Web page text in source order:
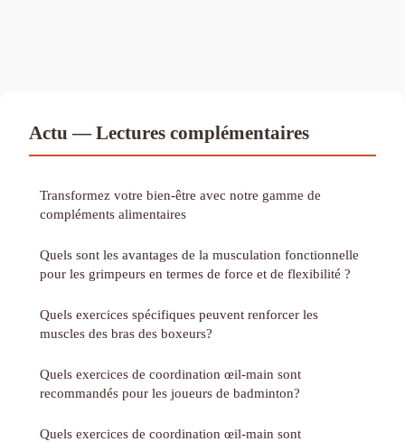
Actu — Lectures complémentaires
Transformez votre bien-être avec notre gamme de
compléments alimentaires
Quels sont les avantages de la musculation fonctionnelle
pour les grimpeurs en termes de force et de flexibilité ?
Quels exercices spécifiques peuvent renforcer les
muscles des bras des boxeurs?
Quels exercices de coordination œil-main sont
recommandés pour les joueurs de badminton?
Quels exercices de coordination œil-main sont